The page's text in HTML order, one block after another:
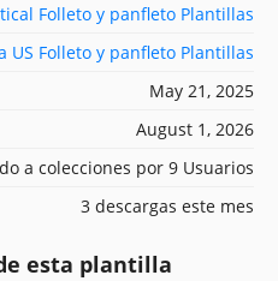
Folleto y panfleto Plantillas
US Folleto y panfleto Plantillas
May 21, 2025
August 1, 2026
a colecciones por 9 Usuarios
3 descargas este mes
esta plantilla